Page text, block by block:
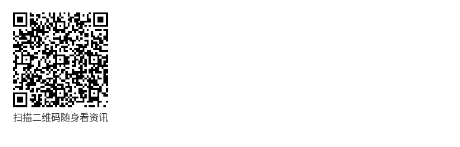
扫描二维码随身看资讯